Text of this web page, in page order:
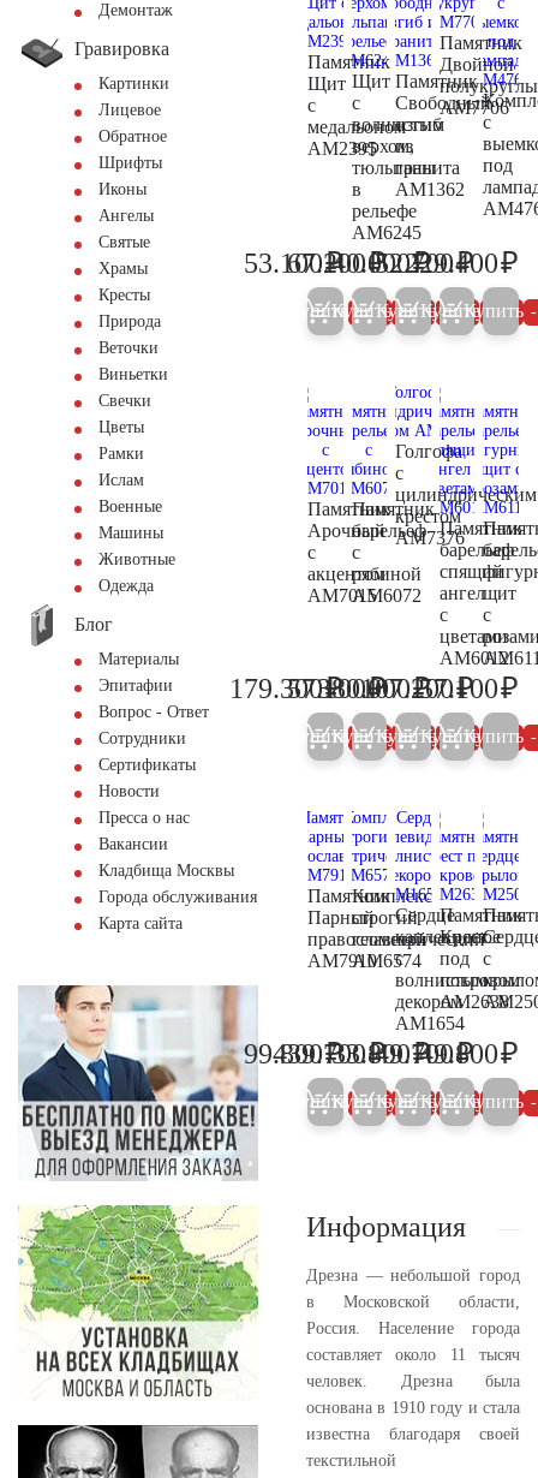
Демонтаж
Гравировка
Картинки
Лицевое
Обратное
Шрифты
Иконы
Ангелы
Святые
Храмы
Кресты
Природа
Веточки
Виньетки
Свечки
Цветы
Рамки
Ислам
Военные
Машины
Животные
Одежда
Блог
Материалы
Эпитафии
Вопрос - Ответ
Сотрудники
Сертификаты
Новости
Пресса о нас
Вакансии
Кладбища Москвы
Города обслуживания
Карта сайта
Памятник
Щит
с
медальоном
AM2395
55.900
53.100₽
Купить 5%
Щит
с
волнистым
верхом,
тюльпаны
в
рельефе
AM6245
70.700
67.200₽
Купить 5%
Памятник
Свободный
изгиб
из
гранита
AM1362
42.100
40.000₽
Купить 5%
Памятник
Двойной
AM7706
55.500
52.700₽
Купить 5%
с
под
229.400₽
Купить
Памятник
Арочный
с
акцентом
AM7015
188.700
179.300₽
Купить 5%
Памятник
барельеф
с
рябиной
AM6072
60.100
57.100₽
Купить 5%
Голгофа
с
цилиндрическим
крестом
AM7376
400.000
380.000₽
Купить 5%
Памятник
барельеф
спящий
ангел
с
цветами
AM6012
112.800
107.200₽
Купить 5%
щит
с
57.100₽
Купить
Памятник
Парный
православный
AM7910
105.000
99.800₽
Купить 5%
Комплекс
строгий
геометрический
AM6574
462.800
439.700₽
Купить 5%
Сердце
каплевидное
с
волнистым
декором
AM1654
35.600
33.800₽
Купить 5%
Памятник
Крест
под
покровом
AM2638
52.300
49.700₽
Купить 5%
с
49.800₽
Купить
Информация
Дрезна — небольшой город
в Московской области,
Россия. Население города
составляет около 11 тысяч
человек. Дрезна была
основана в 1910 году и стала
известна благодаря своей
текстильной